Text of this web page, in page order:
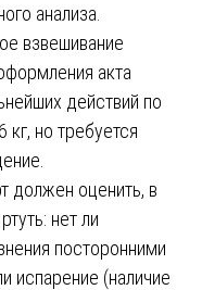
анализа.
взвешивание
акта
действий по
кг, но требуется
должен оценить, в
нет ли
посторонними
испарение (наличие